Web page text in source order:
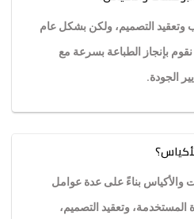
التصميم، ولكن بشكل عام
بإنجاز الطباعة بسرعة مع
الجودة.
والأكياس بناءً على عدة عوامل
المستخدمة، وتعقيد التصميم،